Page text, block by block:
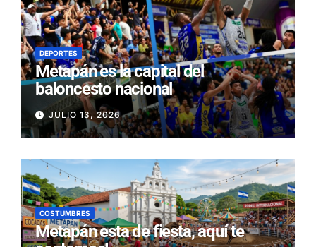
DEPORTES
Metapán es la capital del
baloncesto nacional
JULIO 13, 2026
COSTUMBRES
Metapán esta de fiesta, aquí te